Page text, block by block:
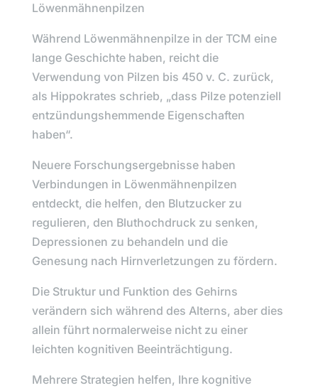
Löwenmähnenpilzen
Während Löwenmähnenpilzein der TCM eine
lange Geschichte haben, reicht die
Verwendung von Pilzen bis 450 v. C. zurück,
als Hippokrates schrieb, „dass Pilze potenziell
entzündungshemmende Eigenschaften
haben“.
Neuere Forschungsergebnisse haben
Verbindungen in Löwenmähnenpilzen
entdeckt, die helfen, den Blutzucker zu
regulieren, den Bluthochdruck zu senken,
Depressionen zu behandeln und die
Genesung nach Hirnverletzungen zu fördern.
Die Struktur und Funktion des Gehirns
verändern sich während des Alterns, aber dies
allein führt normalerweise nicht zu einer
leichten kognitiven Beeinträchtigung.
Mehrere Strategien helfen, Ihre kognitive